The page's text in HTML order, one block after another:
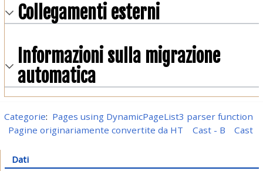
Collegamenti esterni
Informazioni sulla migrazione
automatica
Categorie: Pages using DynamicPageList3 parser function
Pagine originariamente convertite da HT
Cast - B Cast
Dati